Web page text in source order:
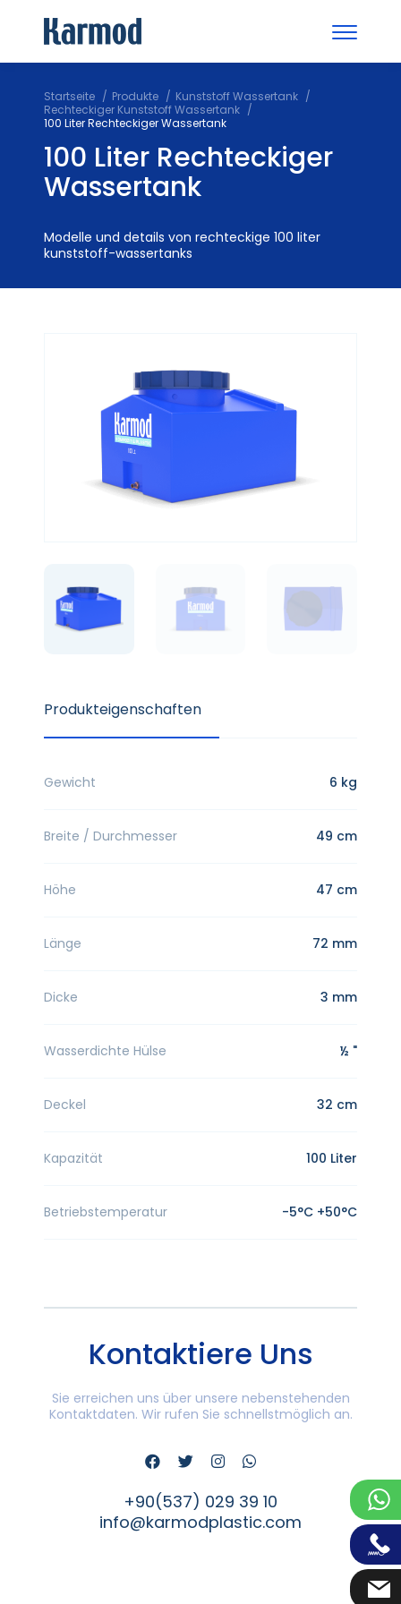
Startseite Produkte
Kunststoff Wassertank
Rechteckiger Kunststoff Wassertank
100 Liter Rechteckiger Wassertank
100 Liter Rechteckiger
Wassertank
Modelle und details von rechteckige 100 liter
kunststoff-wassertanks
Produkteigenschaften
Gewicht 6 kg
Breite / Durchmesser 49 cm
Höhe 47 cm
Länge 72 mm
Dicke 3 mm
Wasserdichte Hülse ½ "
Deckel 32 cm
Kapazität 100 Liter
Betriebstemperatur -5°C +50°C
Kontaktiere Uns
Sie erreichen uns über unsere nebenstehenden
Kontaktdaten. Wir rufen Sie schnellstmöglich an.
+90(537) 029 39 10
info@karmodplastic.com